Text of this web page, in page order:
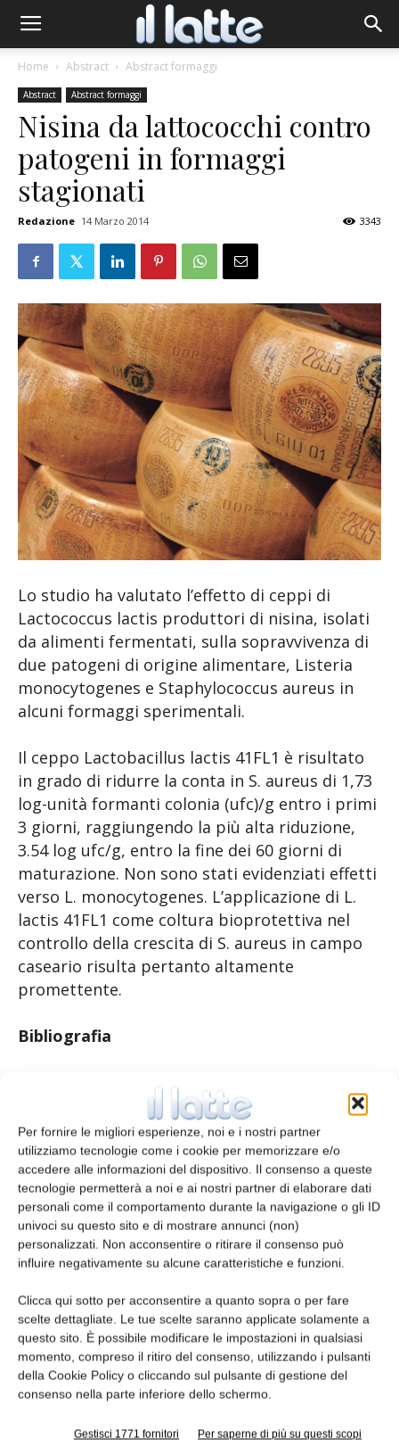
Per fornire le migliori esperienze, noi e i nostri partner
utilizziamo tecnologie come i cookie per memorizzare e/o
accedere alle informazioni del dispositivo. Il consenso a queste
tecnologie permetterà a noi e ai nostri partner di elaborare dati
personali come il comportamento durante la navigazione o gli ID
univoci su questo sito e di mostrare annunci (non)
personalizzati. Non acconsentire o ritirare il consenso può
influire negativamente su alcune caratteristiche e funzioni.
Clicca qui sotto per acconsentire a quanto sopra o per fare
scelte dettagliate. Le tue scelte saranno applicate solamente a
questo sito. È possibile modificare le impostazioni in qualsiasi
momento, compreso il ritiro del consenso, utilizzando i pulsanti
della Cookie Policy o cliccando sul pulsante di gestione del
consenso nella parte inferiore dello schermo.
Gestisci 1771 fornitori Per saperne di più su questi scopi
Home Abstract Abstract formaggi
Abstract Abstract formaggi
Nisina da lattococchi contro
patogeni in formaggi
stagionati
Redazione 14 Marzo 2014 3343
Lo studio ha valutato l’effetto di ceppi di
Lactococcus lactis produttori di nisina, isolati
da alimenti fermentati, sulla sopravvivenza di
due patogeni di origine alimentare, Listeria
monocytogenes e Staphylococcus aureus in
alcuni formaggi sperimentali.
Il ceppo Lactobacillus lactis 41FL1 è risultato
in grado di ridurre la conta in S. aureus di 1,73
log-unità formanti colonia (ufc)/g entro i primi
3 giorni, raggiungendo la più alta riduzione,
3.54 log ufc/g, entro la fine dei 60 giorni di
maturazione. Non sono stati evidenziati effetti
verso L. monocytogenes. L’applicazione di L.
lactis 41FL1 come coltura bioprotettiva nel
controllo della crescita di S. aureus in campo
caseario risulta pertanto altamente
promettente.
Bibliografia
Zooprofilattico Sperimentale Piemonte Liguria
e Valle d’Aosta e Univ. degli Studi del Piemonte
Orientale “A. Avogadro”, Novara (p. 468-
477); International Journal of Dairy Technology,
vol. 66, n. 4 (2013)
TAGS formaggi stagionati formaggio studio
Articolo precedente Articolo successivo